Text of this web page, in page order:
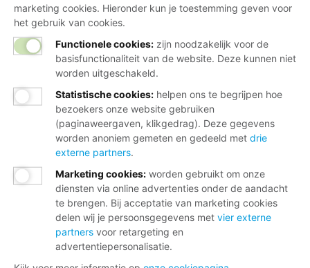
marketing cookies. Hieronder kun je toestemming geven voor
het gebruik van cookies.
Functionele cookies: zijn noodzakelijk voor de
basisfunctionaliteit van de website. Deze kunnen niet
worden uitgeschakeld.
Statistische cookies: helpen ons te begrijpen hoe
bezoekers onze website gebruiken
(paginaweergaven, klikgedrag). Deze gegevens
worden anoniem gemeten en gedeeld met drie
externe partners.
Marketing cookies: worden gebruikt om onze
diensten via online advertenties onder de aandacht
te brengen. Bij acceptatie van marketing cookies
delen wij je persoonsgegevens met vier externe
partners voor retargeting en
advertentiepersonalisatie.